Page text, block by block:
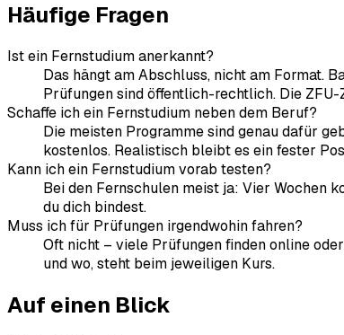
Häufige Fragen
Ist ein Fernstudium anerkannt?
Das hängt am Abschluss, nicht am Format.
Prüfungen sind öffentlich-rechtlich. Die
Schaffe ich ein Fernstudium neben dem Beruf?
Die meisten Programme sind genau dafür
kostenlos. Realistisch bleibt es ein fester
Kann ich ein Fernstudium vorab testen?
Bei den Fernschulen meist ja: Vier Wochen
du dich bindest.
Muss ich für Prüfungen irgendwohin fahren?
Oft nicht – viele Prüfungen finden online
und wo, steht beim jeweiligen Kurs.
Auf einen Blick